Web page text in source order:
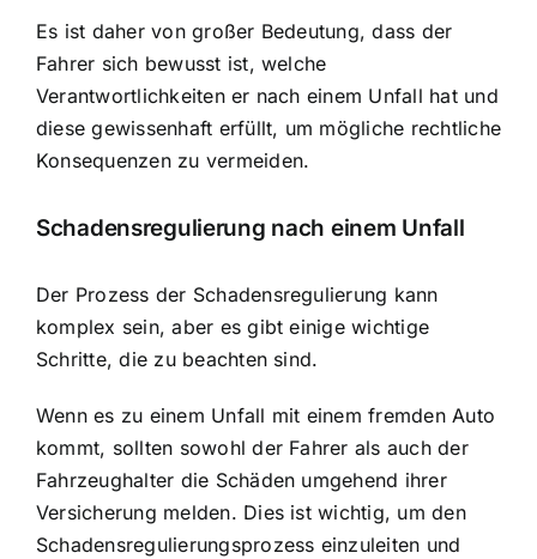
Es ist daher von großer Bedeutung, dass der
Fahrer sich bewusst ist, welche
Verantwortlichkeiten er nach einem Unfall hat und
diese gewissenhaft erfüllt, um mögliche rechtliche
Konsequenzen zu vermeiden.
Schadensregulierung nach einem Unfall
Der Prozess der Schadensregulierung kann
komplex sein, aber es gibt einige wichtige
Schritte, die zu beachten sind.
Wenn es zu einem Unfall mit einem fremden Auto
kommt, sollten sowohl der Fahrer als auch der
Fahrzeughalter die Schäden umgehend ihrer
Versicherung melden. Dies ist wichtig, um den
Schadensregulierungsprozess einzuleiten und